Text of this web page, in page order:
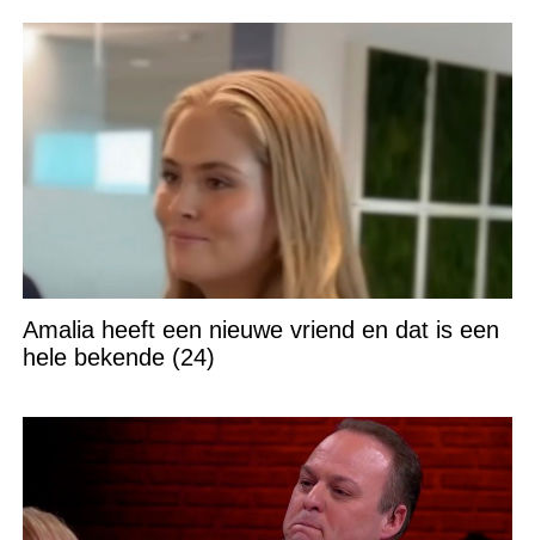
Amalia heeft een nieuwe vriend en dat is een
hele bekende (24)